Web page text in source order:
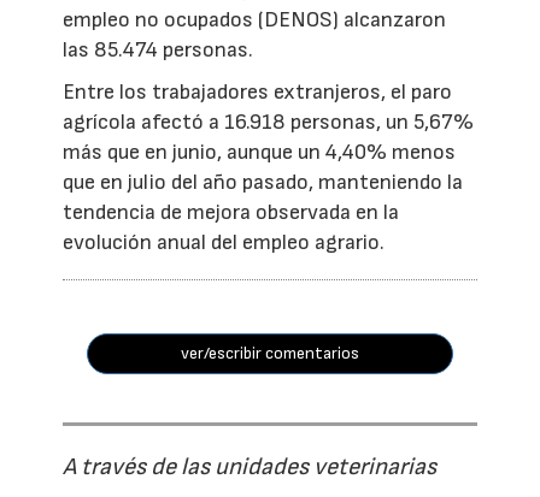
empleo no ocupados (DENOS) alcanzaron
las 85.474 personas.
Entre los trabajadores extranjeros, el paro
agrícola afectó a 16.918 personas, un 5,67%
más que en junio, aunque un 4,40% menos
que en julio del año pasado, manteniendo la
tendencia de mejora observada en la
evolución anual del empleo agrario.
ver/escribir comentarios
A través de las unidades veterinarias